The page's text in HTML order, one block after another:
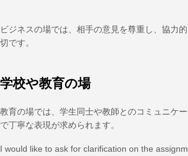
ビジネスの場では、相手の意見を尊重し、協力
切です。
学校や教育の場
教育の場では、学生同士や教師とのコミュニケ
で丁寧な表現が求められます。
I would like to ask for clarification on the